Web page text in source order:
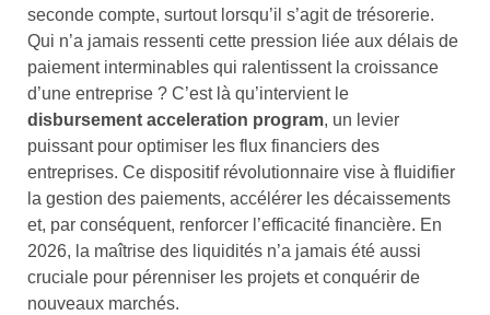
seconde compte, surtout lorsqu’il s’agit de trésorerie.
Qui n’a jamais ressenti cette pression liée aux délais de
paiement interminables qui ralentissent la croissance
d’une entreprise ? C’est là qu’intervient le
disbursement acceleration program, un levier
puissant pour optimiser les flux financiers des
entreprises. Ce dispositif révolutionnaire vise à fluidifier
la gestion des paiements, accélérer les décaissements
et, par conséquent, renforcer l’efficacité financière. En
2026, la maîtrise des liquidités n’a jamais été aussi
cruciale pour pérenniser les projets et conquérir de
nouveaux marchés.